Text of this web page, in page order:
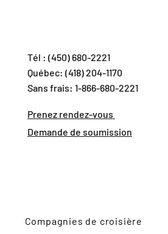
Tél : (450) 680-2221
Québec: (418) 204-1170
Sans frais: 1-866-680-2221
Prenez rendez-vous
Demande de soumission
Compagnies de croisière